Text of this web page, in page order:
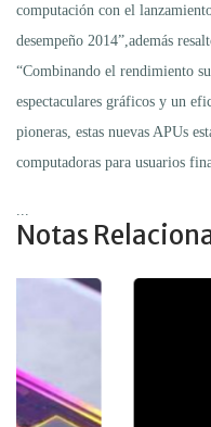
computación con el
desempeño 2014”,además
“Combinando el rendimiento
espectaculares gráficos y un
pioneras, estas nuevas APUs
computadoras para usuarios
Notas